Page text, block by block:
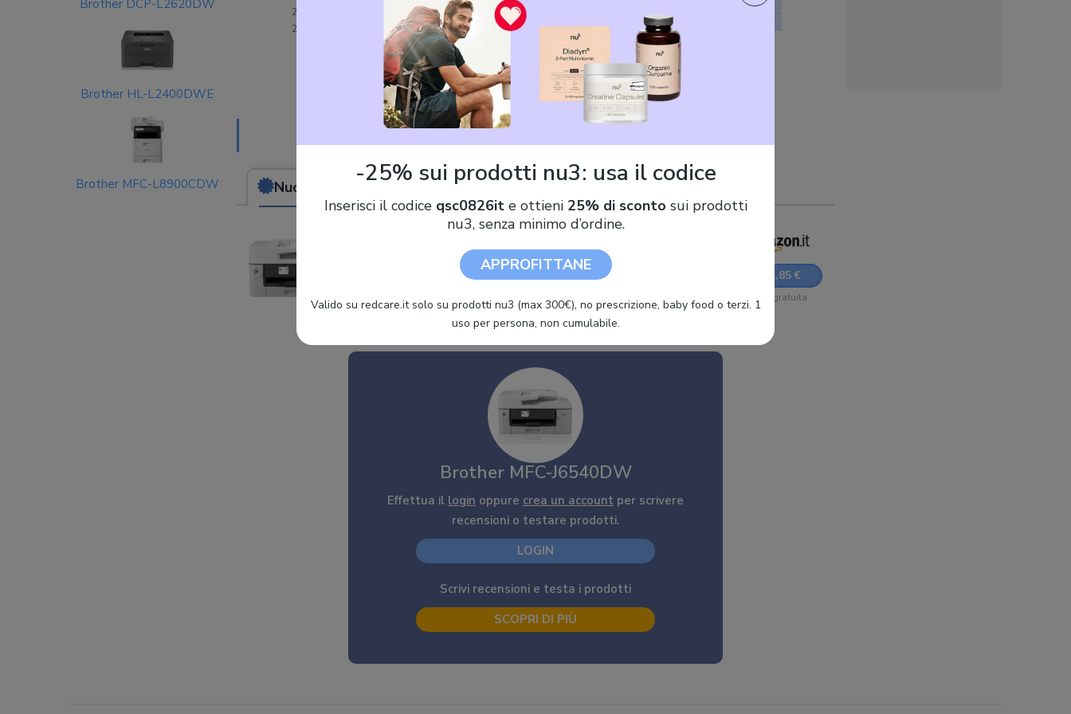
291,85 € Avvisami quando il prezzo scende!
Offerte Brother MFC-J6540DW
Nuovo
Brother Imprimante Multifonction 4-en-1 - BROTHER - Business
Smart - Jet dencre - A3 - Couleur - Wi-Fi - MFCJ6540DWRE1
291,85 €
Sped. gratuita
Brother MFC-J6540DW
Effettua il login oppure crea un account per scrivere
recensioni o testare prodotti.
LOGIN
Scrivi recensioni e testa i prodotti
SCOPRI DI PIÙ
Brother DCP-L2620DW
Brother HL-L2400DWE
Brother MFC-L8900CDW -25% sui prodotti nu3: usa il codice
Inserisci il codice qsc0826ite ottieni 25% di sconto sui prodotti
nu3, senza minimo d’ordine.
APPROFITTANE
Valido su redcare.it solo su prodotti nu3 (max 300€), no prescrizione, baby food o terzi. 1
uso per persona, non cumulabile.